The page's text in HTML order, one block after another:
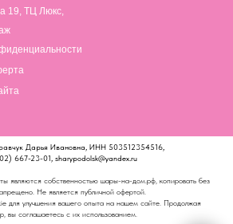
19, ТЦ Люкс,
Дарья Ивановна, ИНН 503512354516,
667-23-01, sharypodolsk@yandex.ru
являются собственностью шары-на-дом.рф, копировать без
Не является публичной офертой.
для улучшения вашего опыта на нашем сайте. Продолжая
вы соглашаетесь с их использованием.